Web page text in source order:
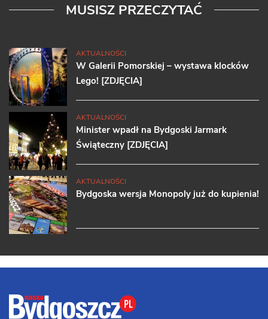
MUSISZ PRZECZYTAĆ
AKTUALNOŚCI
W Galerii Pomorskiej – wystawa klocków
Lego! [ZDJĘCIA]
AKTUALNOŚCI
Minister wpadł na Bydgoski Jarmark
Świąteczny [ZDJĘCIA]
AKTUALNOŚCI
Bydgoska wersja Monopoly już do kupienia!